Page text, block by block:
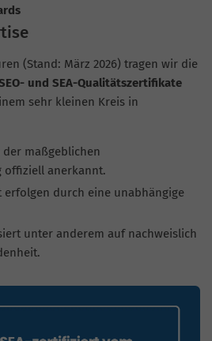
(Stand: März 2026) tragen wir die
und SEA-Qualitätszertifikate
sehr kleinen Kreis in
maßgeblichen
offiziell anerkannt.
erfolgen durch eine unabhängige
unter anderem auf nachweislich